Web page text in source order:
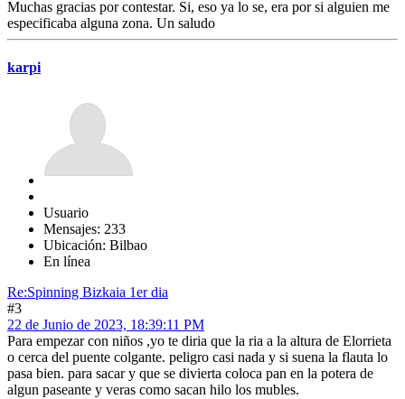
Muchas gracias por contestar. Si, eso ya lo se, era por si alguien me
especificaba alguna zona. Un saludo
karpi
Usuario
Mensajes: 233
Ubicación: Bilbao
En línea
Re:Spinning Bizkaia 1er dia
#3
22 de Junio de 2023, 18:39:11 PM
Para empezar con niños ,yo te diria que la ria a la altura de Elorrieta
o cerca del puente colgante. peligro casi nada y si suena la flauta lo
pasa bien. para sacar y que se divierta coloca pan en la potera de
algun paseante y veras como sacan hilo los mubles.